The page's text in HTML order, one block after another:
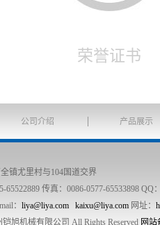
荣誉证书
公司介绍 产品展示
镇尤里村与104国道交界
65522889 传真：0086-0577-65533898 QQ
： liya@liya.com kaixu@liya.com 网址：
旭机械有限公司 All Rights Reserved 网站